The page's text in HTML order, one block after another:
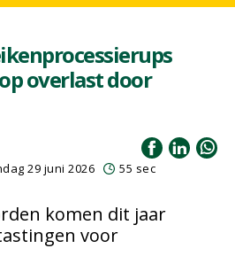
overlast door
29 juni 2026 55 sec
komen dit jaar
voor